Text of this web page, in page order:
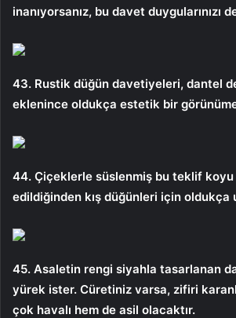
inanıyorsanız, bu davet duygularınızı
43. Rustik düğün davetiyeleri, dantel
eklenince oldukça estetik bir
44. Çiçeklerle süslenmiş bu teklif
edildiğinden kış düğünleri için oldukça
45. Asaletin rengi siyahla tasarlanan
yürek ister. Cüretiniz varsa, zifiri
çok havalı hem de asil olacaktır.